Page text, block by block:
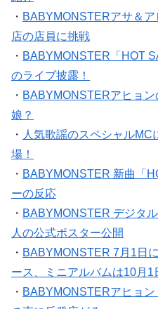
店の店員に挑戦
・BABYMONSTER「HOT
のライブ披露！
・BABYMONSTERアヒョン
娘？
・人気歌謡のスペシャルMC
場！
・BABYMONSTER 新曲「
ーの反応
・BABYMONSTER デジタ
人の公式ポスター公開
・BABYMONSTER 7月1日
ース、ミニアルバムは10月
・BABYMONSTERアヒョン
の声に反発広がる